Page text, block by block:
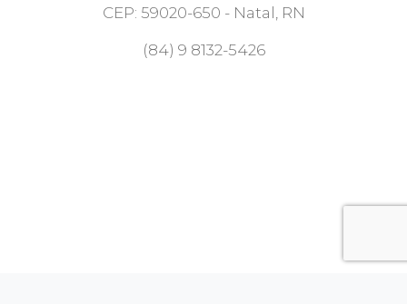
CEP: 59020-650 - Natal, RN
(84) 9 8132-5426